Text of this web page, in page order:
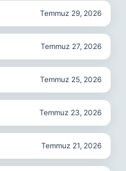
Temmuz 29, 2026
Temmuz 27, 2026
Temmuz 25, 2026
Temmuz 23, 2026
Temmuz 21, 2026